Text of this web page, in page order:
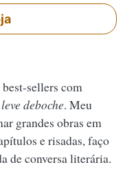
sellers com
deboche. Meu
grandes obras em
e risadas, faço
de conversa literária.